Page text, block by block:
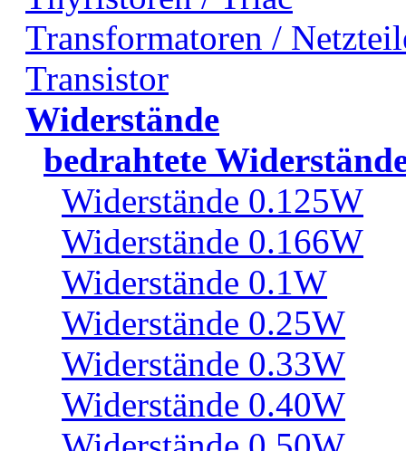
Transformatoren /
Transistor
Widerstände
bedrahtete
Widerstände 0.125W
Widerstände 0.166W
Widerstände 0.1W
Widerstände 0.25W
Widerstände 0.33W
Widerstände 0.40W